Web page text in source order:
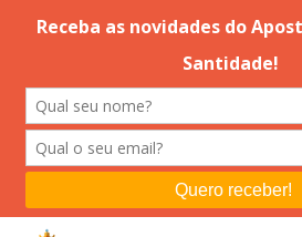
Editorial
Orações